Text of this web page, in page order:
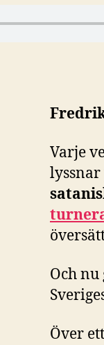
Varje
lyssnar
Och
Över